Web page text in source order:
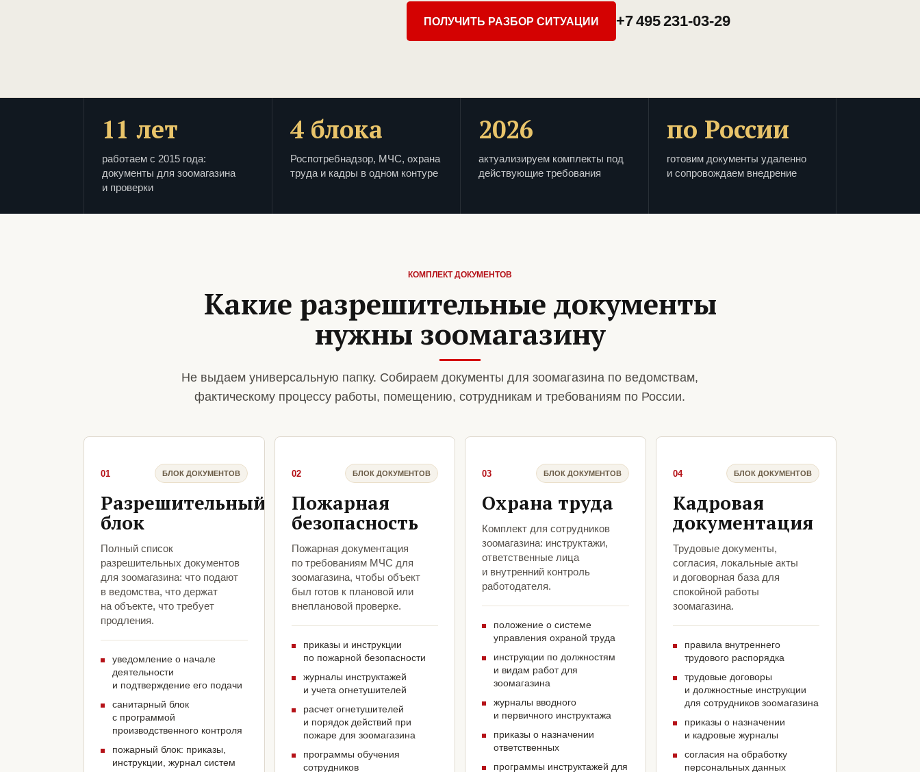
ПОЛУЧИТЬ РАЗБОР СИТУАЦИИ +7 495 231-03-29
11 лет
работаем с 2015 года:
документы для зоомагазина
и проверки
4 блока
Роспотребнадзор, МЧС, охрана
труда и кадры в одном контуре
2026
актуализируем комплекты под
действующие требования
по России
готовим документы удаленно
и сопровождаем внедрение
КОМПЛЕКТ ДОКУМЕНТОВ
Какие разрешительные документы
нужны зоомагазину
Не выдаем универсальную папку. Собираем документы для зоомагазина по ведомствам,
фактическому процессу работы, помещению, сотрудникам и требованиям по России.
01 БЛОК ДОКУМЕНТОВ
Разрешительный
блок
Полный список
разрешительных документов
для зоомагазина: что подают
в ведомства, что держат
на объекте, что требует
продления.
уведомление о начале
деятельности
и подтверждение его подачи
санитарный блок
с программой
производственного контроля
пожарный блок: приказы,
инструкции, журнал систем
02 БЛОК ДОКУМЕНТОВ
Пожарная
безопасность
Пожарная документация
по требованиям МЧС для
зоомагазина, чтобы объект
был готов к плановой или
внеплановой проверке.
приказы и инструкции
по пожарной безопасности
журналы инструктажей
и учета огнетушителей
расчет огнетушителей
и порядок действий при
пожаре для зоомагазина
программы обучения
сотрудников
03 БЛОК ДОКУМЕНТОВ
Охрана труда
Комплект для сотрудников
зоомагазина: инструктажи,
ответственные лица
и внутренний контроль
работодателя.
положение о системе
управления охраной труда
инструкции по должностям
и видам работ для
зоомагазина
журналы вводного
и первичного инструктажа
приказы о назначении
ответственных
программы инструктажей для
04 БЛОК ДОКУМЕНТОВ
Кадровая
документация
Трудовые документы,
согласия, локальные акты
и договорная база для
спокойной работы
зоомагазина.
правила внутреннего
трудового распорядка
трудовые договоры
и должностные инструкции
для сотрудников зоомагазина
приказы о назначении
и кадровые журналы
согласия на обработку
персональных данных